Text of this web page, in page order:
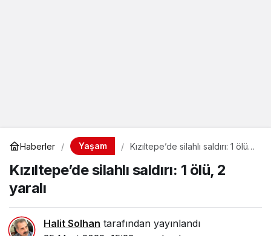
Haberler Yaşam
Kızıltepe’de silahlı saldırı: 1 ölü,
Kızıltepe’de silahlı saldırı: 1 ölü, 2
yaralı
Halit Solhan tarafından yayınlandı